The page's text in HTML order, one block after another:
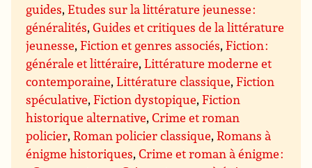
guides,Etudes sur la littérature jeunesse :
généralités,Guides et critiques de la littérature
jeunesse,Fiction et genres associés,Fiction :
générale et littéraire,Littérature moderne et
contemporaine,Littérature classique,Fiction
spéculative,Fiction dystopique,Fiction
historique alternative,Crime et roman
policier,Roman policier classique,Romans à
énigme historiques,Crime et roman à énigme :